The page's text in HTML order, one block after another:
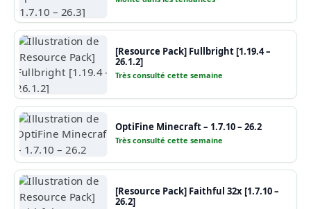
[Resource Pack] Fullbright [1.19.4 –
26.1.2]
Très consulté cette semaine
OptiFine Minecraft – 1.7.10 – 26.2
Très consulté cette semaine
[Resource Pack] Faithful 32x [1.7.10 –
26.2]